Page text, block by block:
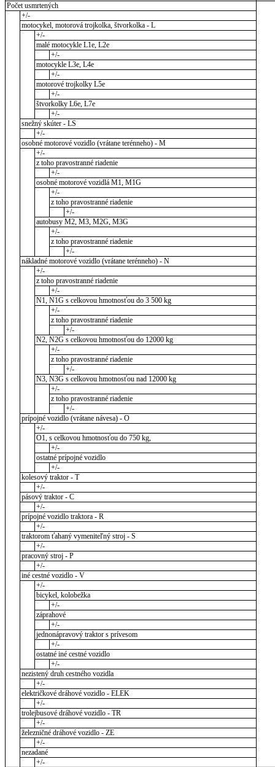
Počet usmrtených
+/-
motocykel, motorová trojkolka, štvorkolka - L
+/-
malé motocykle L1e, L2e
+/-
motocykle L3e, L4e
+/-
motorové trojkolky L5e
+/-
štvorkolky L6e, L7e
+/-
snežný skúter - LS
+/-
osobné motorové vozidlo (vrátane terénneho) - M
+/-
z toho pravostranné riadenie
+/-
osobné motorové vozidlá M1, M1G
+/-
z toho pravostranné riadenie
+/-
autobusy M2, M3, M2G, M3G
+/-
z toho pravostranné riadenie
+/-
nákladné motorové vozidlo (vrátane terénneho) - N
+/-
z toho pravostranné riadenie
+/-
N1, N1G s celkovou hmotnosťou do 3 500 kg
+/-
z toho pravostranné riadenie
+/-
N2, N2G s celkovou hmotnosťou do 12000 kg
+/-
z toho pravostranné riadenie
+/-
N3, N3G s celkovou hmotnosťou nad 12000 kg
+/-
z toho pravostranné riadenie
+/-
prípojné vozidlo (vrátane návesa) - O
+/-
O1, s celkovou hmotnosťou do 750 kg,
+/-
ostatné prípojné vozidlo
+/-
kolesový traktor - T
+/-
pásový traktor - C
+/-
prípojné vozidlo traktora - R
+/-
traktorom ťahaný vymeniteľný stroj - S
+/-
pracovný stroj - P
+/-
iné cestné vozidlo - V
+/-
bicykel, kolobežka
+/-
záprahové
+/-
jednonápravový traktor s prívesom
+/-
ostatné iné cestné vozidlo
+/-
nezistený druh cestného vozidla
+/-
električkové dráhové vozidlo - ELEK
+/-
trolejbusové dráhové vozidlo - TR
+/-
železničné dráhové vozidlo - ZE
+/-
nezadané
+/-